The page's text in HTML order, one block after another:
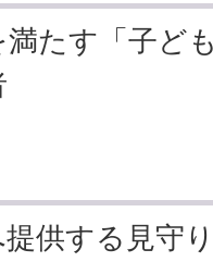
たす「子ど
供する見守